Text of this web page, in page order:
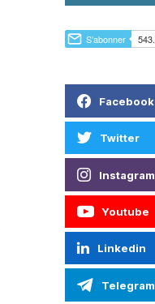
Facebook
Twitter
Instagram
Youtube
Linkedin
Telegram